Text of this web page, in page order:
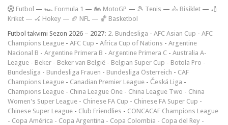
Futbol — 🏎️ Formula 1 — 🏍 MotoGP — 🎾 Tenis — 🚴 Bisiklet — 🏏
Kriket — 🏑 Hokey — 🏈 NFL — 🏀 Basketbol
Futbol takvimi Sezon 2026 – 2027: 2. Bundesliga - AFC Asian Cup - AFC
Champions League - AFC Cup - Africa Cup of Nations - Argentine
Nacional B - Argentine Primera B - Argentine Primera C - Australia A-
League - Beker - Beker van België - Belgian Super Cup - Botola Pro -
Bundesliga - Bundesliga Frauen - Bundesliga Österreich - CAF
Champions League - Canadian Premier League - Česká Liga -
Champions League - China League One - China League Two - China
Women's Super League - Chinese FA Cup - Chinese FA Super Cup -
Chinese Super League - Club Friendlies - CONCACAF Champions League
- Copa América - Copa Argentina - Copa Colombia - Copa del Rey -